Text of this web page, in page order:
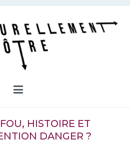
HISTOIRE ET
DANGER ?